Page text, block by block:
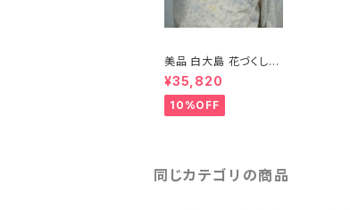
美品 白大島 花づくし
本場大島紬 白 紫 パス
テルカラー 382
¥35,820
10%OFF
同じカテゴリの商品